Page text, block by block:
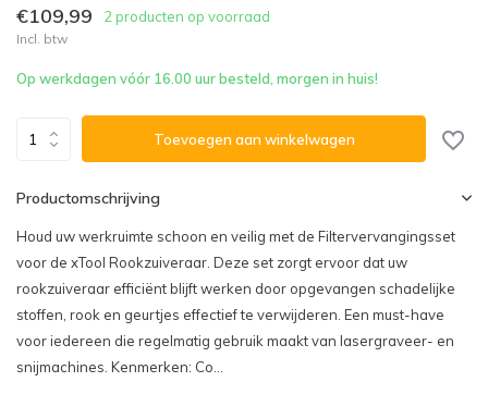
€109,99 2 producten op voorraad
Incl. btw
Op werkdagen vóór 16.00 uur besteld, morgen in huis!
Toevoegen aan winkelwagen
Productomschrijving
Houd uw werkruimte schoon en veilig met de Filtervervangingsset
voor de xTool Rookzuiveraar. Deze set zorgt ervoor dat uw
rookzuiveraar efficiënt blijft werken door opgevangen schadelijke
stoffen, rook en geurtjes effectief te verwijderen. Een must-have
voor iedereen die regelmatig gebruik maakt van lasergraveer- en
snijmachines. Kenmerken: Co...